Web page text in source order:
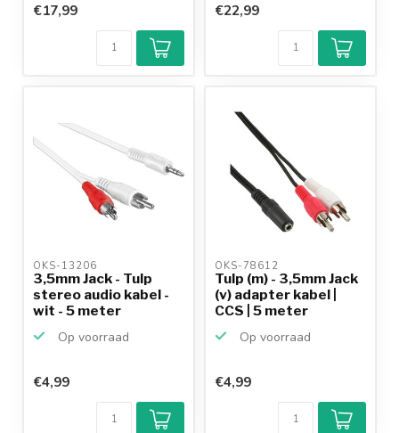
€17,99
Klantenbeoordeling
9,2/10
Achteraf
betalen mogelijk
€22,99
OKS-13206
3,5mm Jack - Tulp
stereo audio kabel -
wit - 5 meter
Op voorraad
€4,99
OKS-78612
Tulp (m) - 3,5mm Jack
(v) adapter kabel |
CCS | 5 meter
Op voorraad
€4,99